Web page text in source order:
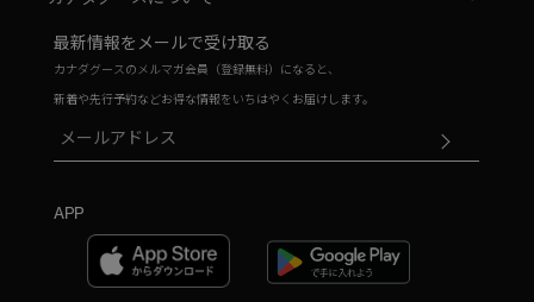
最新情報をメールで受け取る
カナダグースのメルマガ会員（登録無料）になると、
新着や先行予約などお得な情報をいちはやくお届けします。
APP